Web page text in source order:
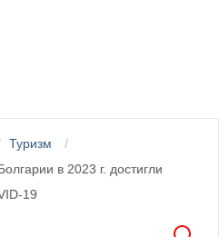
Туризм
в 2023 г. достигли
19